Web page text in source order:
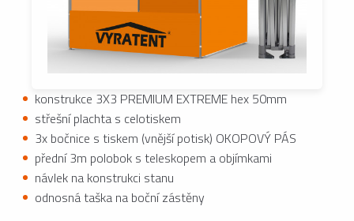
konstrukce 3X3 PREMIUM EXTREME hex 50mm
střešní plachta s celotiskem
3x bočnice s tiskem (vnější potisk) OKOPOVÝ PÁS
přední 3m polobok s teleskopem a objímkami
návlek na konstrukci stanu
odnosná taška na boční zástěny